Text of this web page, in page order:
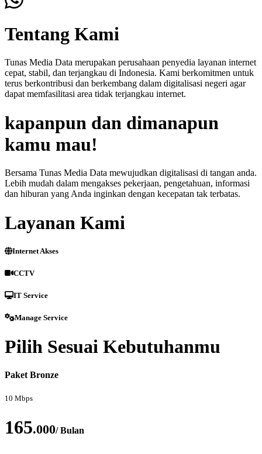
Tentang Kami
Tunas Media Data merupakan perusahaan penyedia layanan internet
cepat, stabil, dan terjangkau di Indonesia. Kami berkomitmen untuk
terus berkontribusi dan berkembang dalam digitalisasi negeri agar
dapat memfasilitasi area tidak terjangkau internet.
kapanpun dan dimanapun
kamu mau!
Bersama Tunas Media Data mewujudkan digitalisasi di tangan anda.
Lebih mudah dalam mengakses pekerjaan, pengetahuan, informasi
dan hiburan yang Anda inginkan dengan kecepatan tak terbatas.
Layanan Kami
Internet Akses
CCTV
IT Service
Manage Service
Pilih Sesuai Kebutuhanmu
Paket Bronze
10 Mbps
165.000/ Bulan